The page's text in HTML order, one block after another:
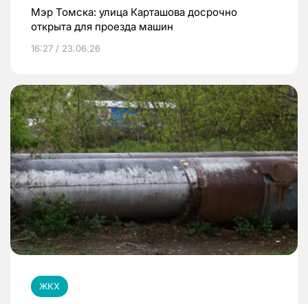
Мэр Томска: улица Карташова досрочно
открыта для проезда машин
16:27 / 23.06.26
ЖКХ